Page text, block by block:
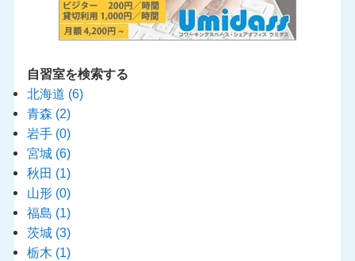
自習室を検索する
北海道 (6)
青森 (2)
岩手 (0)
宮城 (6)
秋田 (1)
山形 (0)
福島 (1)
茨城 (3)
栃木 (1)